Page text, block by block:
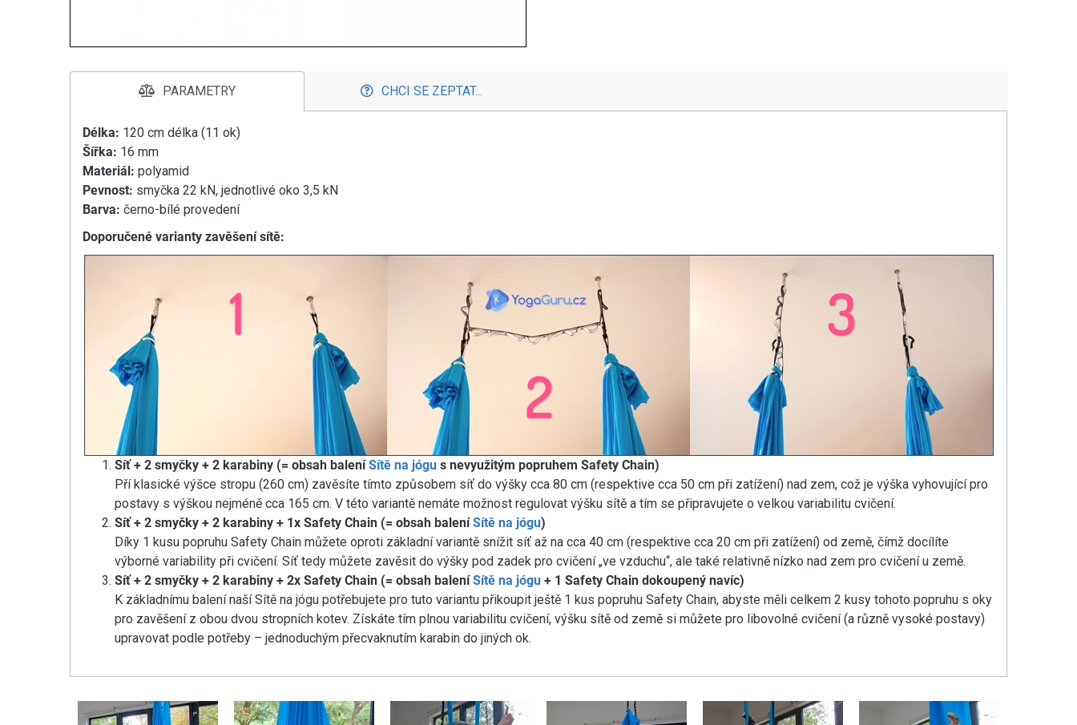
PARAMETRY CHCI SE ZEPTAT...
Délka: 120 cm délka (11 ok)
Šířka: 16 mm
Materiál: polyamid
Pevnost: smyčka 22 kN, jednotlivé oko 3,5 kN
Barva: černo-bílé provedení
Doporučené varianty zavěšení sítě:
Síť + 2 smyčky + 2 karabiny (= obsah baleníSítě na jógu s nevyužitým popruhem Safety Chain)
Pří klasické výšce stropu (260 cm) zavěsíte tímto způsobem síť do výšky cca 80 cm (respektive cca 50 cm při zatížení) nad zem, což je výška vyhovující pro
postavy s výškou nejméně cca 165 cm. V této variantě nemáte možnost regulovat výšku sítě a tím se připravujete o velkou variabilitu cvičení.
Síť + 2 smyčky + 2 karabiny + 1x Safety Chain (= obsah baleníSítě na jógu)
Díky 1 kusu popruhu Safety Chain můžete oproti základní variantě snížit síť až na cca 40 cm (respektive cca 20 cm při zatížení) od země, čímž docílíte
výborné variability při cvičení. Síť tedy můžete zavěsit do výšky pod zadek pro cvičení „ve vzduchu“, ale také relativně nízko nad zem pro cvičení u země.
Síť + 2 smyčky + 2 karabiny + 2x Safety Chain (= obsah baleníSítě na jógu + 1 Safety Chain dokoupený navíc)
K základnímu balení naší Sítě na jógu potřebujete pro tuto variantu přikoupit ještě 1 kus popruhu Safety Chain, abyste měli celkem 2 kusy tohoto popruhu s oky
pro zavěšení z obou dvou stropních kotev. Získáte tím plnou variabilitu cvičení, výšku sítě od země si můžete pro libovolné cvičení (a různě vysoké postavy)
upravovat podle potřeby – jednoduchým přecvaknutím karabin do jiných ok.